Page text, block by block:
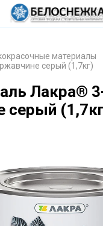
материалы
серый (1,7кг)
Лакра®
серый